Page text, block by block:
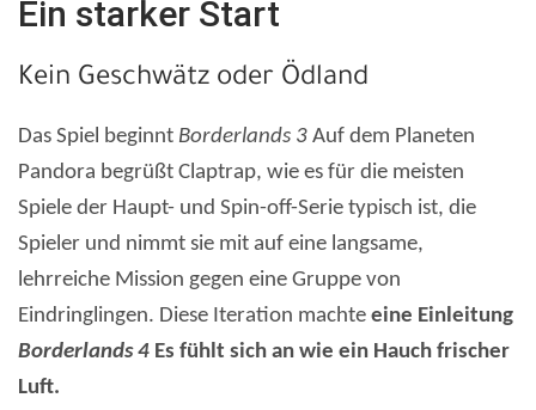
Ein starker Start
Kein Geschwätz oder Ödland
Das Spiel beginnt Borderlands 3 Auf dem Planeten
Pandora begrüßt Claptrap, wie es für die meisten
Spiele der Haupt- und Spin-off-Serie typisch ist, die
Spieler und nimmt sie mit auf eine langsame,
lehrreiche Mission gegen eine Gruppe von
Eindringlingen. Diese Iteration machte eine Einleitung
Borderlands 4 Es fühlt sich an wie ein Hauch frischer
Luft.